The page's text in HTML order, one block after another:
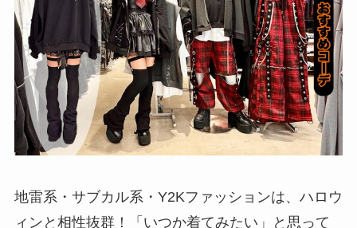
地雷系・サブカル系・Y2Kファッションは、ハロウ
ィンと相性抜群！「いつか着てみたい」と思って